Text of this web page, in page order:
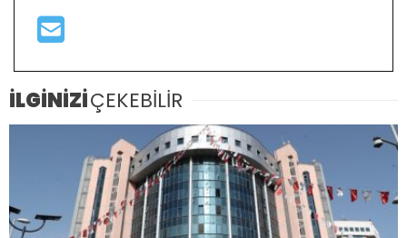
İLGİNİZİÇEKEBİLİR